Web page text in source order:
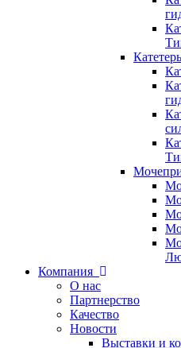
Компания
О нас
Партнерство
Качество
Новости
Выставки и